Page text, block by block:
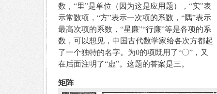
数，“里”是单位（因为这是应用题），“实”表
示常数项，“方”表示一次项的系数，“隅”表示
最高次项的系数，“星廉”“行廉”等是各项的系
数，可以想见，中国古代数学家给各次方都起
了一个独特的名字。为0的项既用了“〇”，又
在后面注明了“虚”。这题的答案是三。
矩阵